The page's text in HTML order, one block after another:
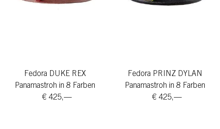
Fedora DUKE REX
Panamastroh in 8 Farben
€ 425,—
Fedora PRINZ DYLAN
Panamastroh in 8 Farben
€ 425,—